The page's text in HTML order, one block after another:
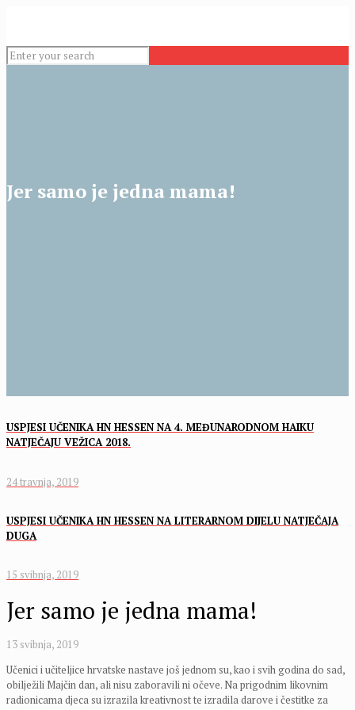
Jer samo je jedna mama!
USPJESI UČENIKA HN HESSEN NA 4. MEĐUNARODNOM HAIKU
NATJEČAJU VEŽICA 2018.
24 travnja, 2019
USPJESI UČENIKA HN HESSEN NA LITERARNOM DIJELU NATJEČAJA
DUGA
15 svibnja, 2019
Jer samo je jedna mama!
13 svibnja, 2019
Učenici i učiteljice hrvatske nastave još jednom su, kao i svih godina do sad,
obilježili Majčin dan, ali nisu zaboravili ni očeve. Na prigodnim likovnim
radionicama djeca su izrazila kreativnost te izradila darove i čestitke za